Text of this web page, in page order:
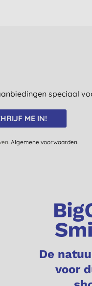
speciaal
ME IN!
Algemene voorwaarden.
De
voor